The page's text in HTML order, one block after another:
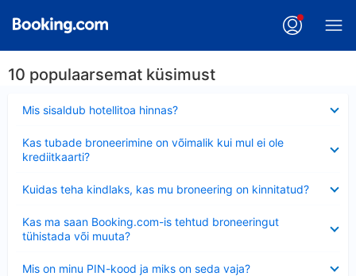
10 populaarsemat küsimust
Mis sisaldub hotellitoa hinnas?
Kas tubade broneerimine on võimalik kui mul ei ole
krediitkaarti?
Kuidas teha kindlaks, kas mu broneering on kinnitatud?
Kas ma saan Booking.com-is tehtud broneeringut
tühistada või muuta?
Mis on minu PIN-kood ja miks on seda vaja?